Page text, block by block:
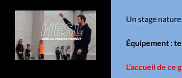
Un stage
Équipement :
L’accueil de